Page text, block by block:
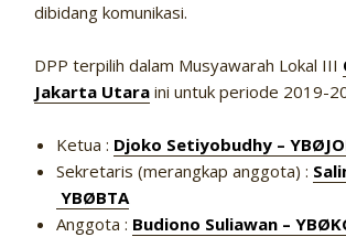
dibidang komunikasi.
DPP terpilih dalam Musyawarah Lokal III
Jakarta Utara ini untuk periode 2019-
Ketua : Djoko Setiyobudhy –
Sekretaris (merangkap anggota) :
YBØBTA
Anggota : Budiono Suliawan –